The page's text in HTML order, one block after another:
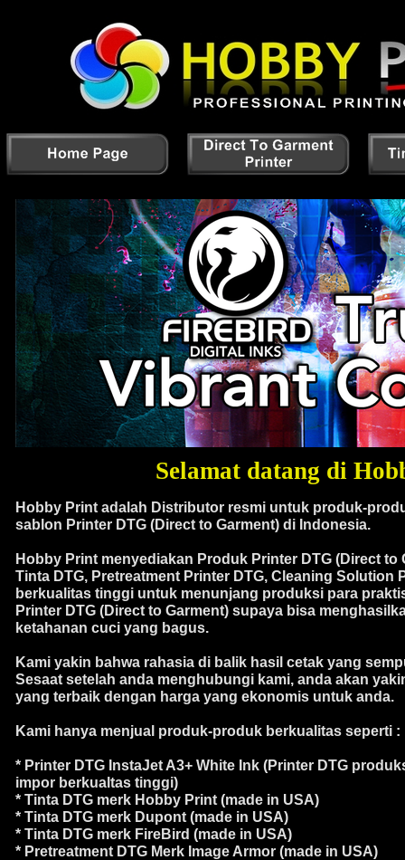
Selamat datang di
Hobby Print adalah Distributor resmi untuk produk-
sablon Printer DTG (Direct to Garment) di Indonesia.
Hobby Print menyediakan Produk Printer DTG (Direct
Tinta DTG, Pretreatment Printer DTG, Cleaning Solution
berkualitas tinggi untuk menunjang produksi para
Printer DTG (Direct to Garment) supaya bisa
ketahanan cuci yang bagus.
Kami yakin bahwa rahasia di balik hasil cetak yang
Sesaat setelah anda menghubungi kami, anda akan
yang terbaik dengan harga yang ekonomis untuk anda.
Kami hanya menjual produk-produk berkualitas seperti :
* Printer DTG InstaJet A3+ White Ink (Printer DTG
impor berkualtas tinggi)
* Tinta DTG merk Hobby Print (made in USA)
* Tinta DTG merk Dupont (made in USA)
* Tinta DTG merk FireBird (made in USA)
* Pretreatment DTG Merk Image Armor (made in USA)